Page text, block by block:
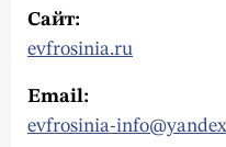
Сайт:
evfrosinia.ru
Email:
evfrosinia-